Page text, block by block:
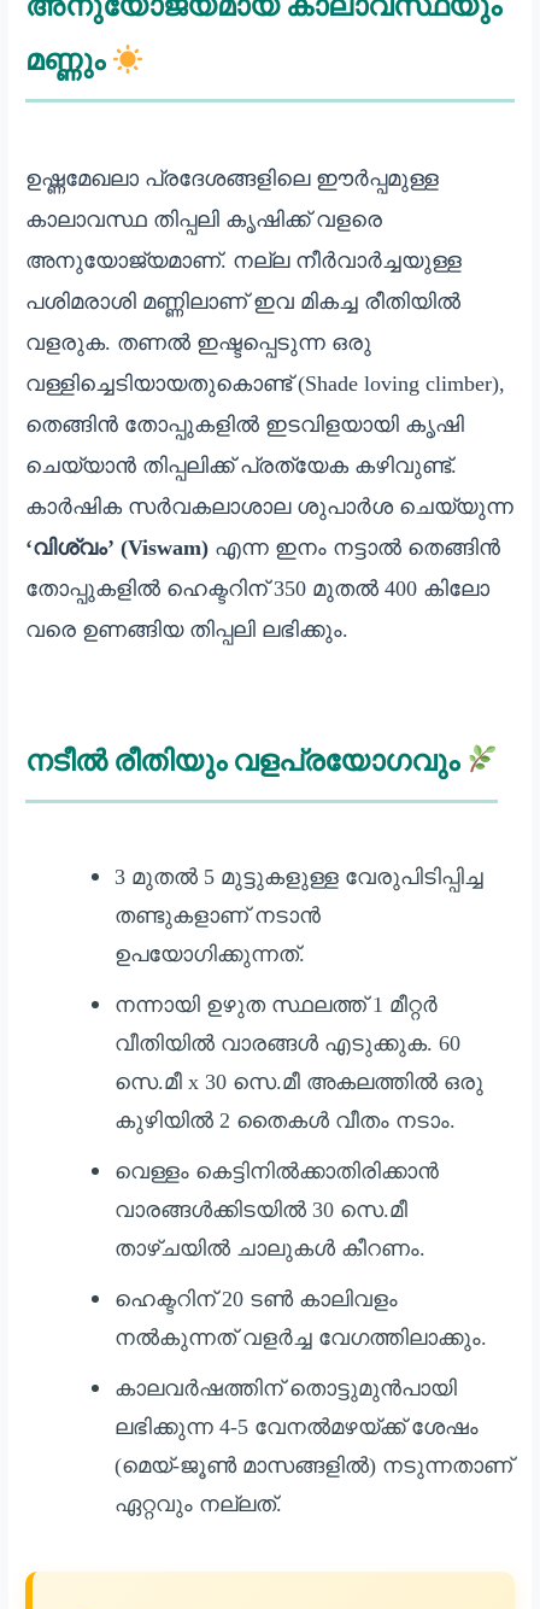
മണ്ണും
ഉഷ്ണമേഖലാ പ്രദേശങ്ങളിലെ ഈർപ്പമുള്ള
കാലാവസ്ഥ തിപ്പലി കൃഷിക്ക് വളരെ
അനുയോജ്യമാണ്. നല്ല നീർവാർച്ചയുള്ള
പശിമരാശി മണ്ണിലാണ് ഇവ മികച്ച രീതിയിൽ
വളരുക. തണൽ ഇഷ്ടപ്പെടുന്ന ഒരു
വള്ളിച്ചെടിയായതുകൊണ്ട് (Shade loving climber),
തെങ്ങിൻ തോപ്പുകളിൽ ഇടവിളയായി കൃഷി
ചെയ്യാൻ തിപ്പലിക്ക് പ്രത്യേക കഴിവുണ്ട്.
കാർഷിക സർവകലാശാല ശുപാർശ ചെയ്യുന്ന
‘വിശ്വം’ (Viswam) എന്ന ഇനം നട്ടാൽ തെങ്ങിൻ
തോപ്പുകളിൽ ഹെക്ടറിന് 350 മുതൽ 400 കിലോ
വരെ ഉണങ്ങിയ തിപ്പലി ലഭിക്കും.
നടീൽ രീതിയും വളപ്രയോഗവും
3 മുതൽ 5 മുട്ടുകളുള്ള വേരുപിടിപ്പിച്ച
തണ്ടുകളാണ് നടാൻ
ഉപയോഗിക്കുന്നത്.
നന്നായി ഉഴുത സ്ഥലത്ത് 1 മീറ്റർ
വീതിയിൽ വാരങ്ങൾ എടുക്കുക. 60
സെ.മീ x 30 സെ.മീ അകലത്തിൽ ഒരു
കുഴിയിൽ 2 തൈകൾ വീതം നടാം.
വെള്ളം കെട്ടിനിൽക്കാതിരിക്കാൻ
വാരങ്ങൾക്കിടയിൽ 30 സെ.മീ
താഴ്ചയിൽ ചാലുകൾ കീറണം.
ഹെക്ടറിന് 20 ടൺ കാലിവളം
നൽകുന്നത് വളർച്ച വേഗത്തിലാക്കും.
കാലവർഷത്തിന് തൊട്ടുമുൻപായി
ലഭിക്കുന്ന 4-5 വേനൽമഴയ്ക്ക് ശേഷം
(മെയ്-ജൂൺ മാസങ്ങളിൽ) നടുന്നതാണ്
ഏറ്റവും നല്ലത്.